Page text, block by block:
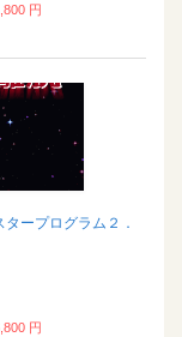
円
ープログラム２．
円